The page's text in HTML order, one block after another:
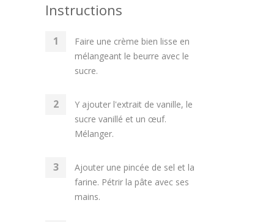
Instructions
Faire une crème bien lisse en
mélangeant le beurre avec le
sucre.
Y ajouter l'extrait de vanille, le
sucre vanillé et un œuf.
Mélanger.
Ajouter une pincée de sel et la
farine. Pétrir la pâte avec ses
mains.